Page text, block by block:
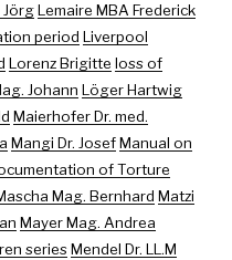
JörgLemaire MBA Frederick
period Liverpool
Lorenz Brigitte loss of
Johann Löger Hartwig
Maierhofer Dr. med.
Mangi Dr. JosefManual on
of Torture
Mag. Bernhard Matzi
Mayer Mag. Andrea
seriesMendel Dr. LL.M